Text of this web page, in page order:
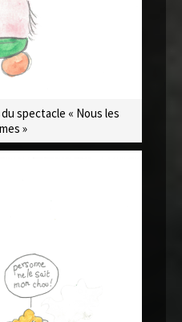
spectacle « Nous les
»